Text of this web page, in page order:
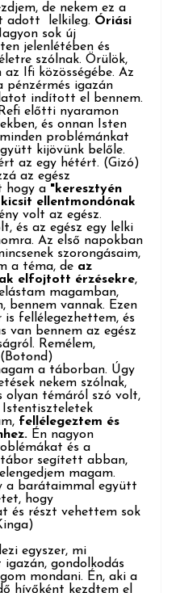
de nekem ez a
adott lelkileg. Óriási
sok új
jelenlétében és
szólnak. Örülök,
Ifi közösségébe. Az
pénzérmés igazán
indított el bennem.
előtti nyaramon
és onnan Isten
problémánkat
kijövünk belőle.
az egy hétért. (Gizó)
az egész
hogy a "keresztyén
ellentmondónak
volt az egész.
és az egész egy lelki
Az első napokban
szorongásaim,
a téma, de az
elfojtott érzésekre,
magamban,
bennem vannak. Ezen
fellélegezhettem, és
van bennem az egész
Remélem,
(Botond)
a táborban. Úgy
nekem szólnak,
olyan témáról szó volt,
fellélegeztem és
Én nagyon
és a
tábor segített abban,
magam.
a barátaimmal együtt
hogy
és részt vehettem sok
egyszer, mi
gondolkodás
mondani. Én, aki a
hívőként kezdtem el